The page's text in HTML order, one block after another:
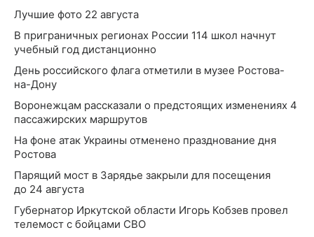
Лучшие фото 22 августа
В приграничных регионах России 114 школ начнут
учебный год дистанционно
День российского флага отметили в музее Ростова-
на-Дону
Воронежцам рассказали о предстоящих изменениях 4
пассажирских маршрутов
На фоне атак Украины отменено празднование дня
Ростова
Парящий мост в Зарядье закрыли для посещения
до 24 августа
Губернатор Иркутской области Игорь Кобзев провел
телемост с бойцами СВО